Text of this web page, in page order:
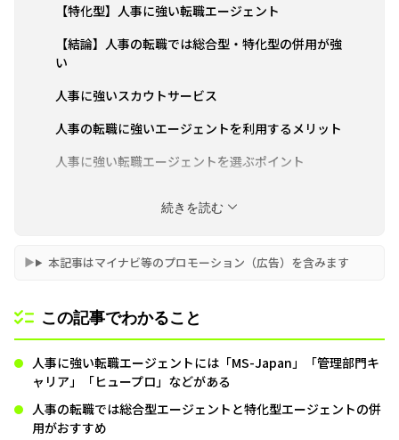
【特化型】人事に強い転職エージェント
【結論】人事の転職では総合型・特化型の併用が強
い
人事に強いスカウトサービス
人事の転職に強いエージェントを利用するメリット
人事に強い転職エージェントを選ぶポイント
続きを読む
本記事はマイナビ等のプロモーション（広告）を含みます
この記事でわかること
人事に強い転職エージェントには「MS-Japan」「管理部門キ
ャリア」「ヒュープロ」などがある
人事の転職では総合型エージェントと特化型エージェントの併
用がおすすめ